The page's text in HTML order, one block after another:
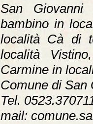
San Giovanni
bambino in
località Cà di
località
Carmine in
Comune di San
Tel.
mail: